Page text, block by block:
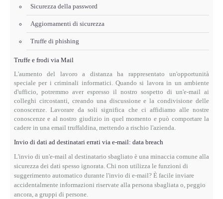
Sicurezza della password
Aggiornamenti di sicurezza
Truffe di phishing
Truffe e frodi via Mail
L'aumento del lavoro a distanza ha rappresentato un'opportunità
speciale per i criminali informatici. Quando si lavora in un ambiente
d'ufficio, potremmo aver espresso il nostro sospetto di un'e-mail ai
colleghi circostanti, creando una discussione e la condivisione delle
conoscenze.Lavorare da soli significa che ci affidiamo alle nostre
conoscenze e al nostro giudizio in quel momento e può comportare la
cadere in una email truffaldina, mettendo a rischio l'azienda.
Invio di dati ad destinatari errati via e-mail: data breach
L'invio di un'e-mail al destinatario sbagliato è una minaccia comune alla
sicurezza dei dati spesso ignorata. Chi non utilizza le funzioni di
suggerimento automatico durante l'invio di e-mail? È facile inviare
accidentalmente informazioni riservate alla persona sbagliata o, peggio
ancora, a gruppi di persone.